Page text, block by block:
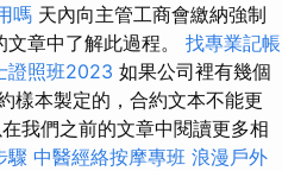
嗎 天內向主管工商會繳納強制
章中了解此過程。 找專業記帳
證照班2023 如果公司裡有幾個
樣本製定的，合約文本不能更
我們之前的文章中閱讀更多相
驟 中醫經絡按摩專班 浪漫戶外